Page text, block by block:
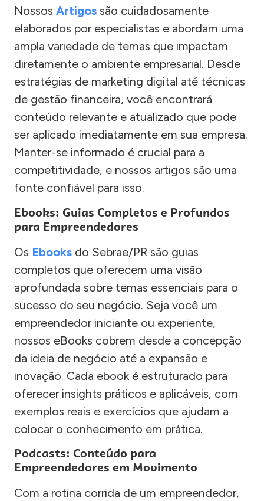
Nossos Artigos são cuidadosamente
elaborados por especialistas e abordam uma
ampla variedade de temas que impactam
diretamente o ambiente empresarial. Desde
estratégias de marketing digital até técnicas
de gestão financeira, você encontrará
conteúdo relevante e atualizado que pode
ser aplicado imediatamente em sua empresa.
Manter-se informado é crucial para a
competitividade, e nossos artigos são uma
fonte confiável para isso.
Ebooks: Guias Completos e Profundos
para Empreendedores
Os Ebooks do Sebrae/PR são guias
completos que oferecem uma visão
aprofundada sobre temas essenciais para o
sucesso do seu negócio. Seja você um
empreendedor iniciante ou experiente,
nossos eBooks cobrem desde a concepção
da ideia de negócio até a expansão e
inovação. Cada ebook é estruturado para
oferecer insights práticos e aplicáveis, com
exemplos reais e exercícios que ajudam a
colocar o conhecimento em prática.
Podcasts: Conteúdo para
Empreendedores em Movimento
Com a rotina corrida de um empreendedor,